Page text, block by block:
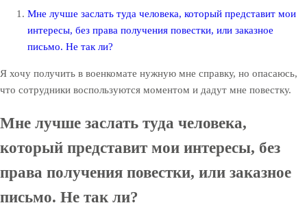
Мне лучше заслать туда человека, который представит мои
интересы, без права получения повестки, или заказное
письмо. Не так ли?
Я хочу получить в военкомате нужную мне справку, но опасаюсь,
что сотрудники воспользуются моментом и дадут мне повестку.
Мне лучше заслать туда человека,
который представит мои интересы, без
права получения повестки, или заказное
письмо. Не так ли?